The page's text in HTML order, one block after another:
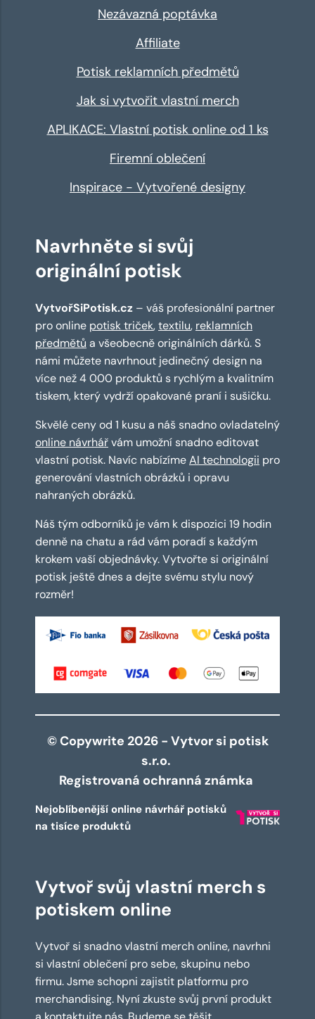
Nezávazná poptávka
Affiliate
Potisk reklamních předmětů
Jak si vytvořit vlastní merch
APLIKACE: Vlastní potisk online od 1 ks
Firemní oblečení
Inspirace - Vytvořené designy
Navrhněte si svůj
originální potisk
VytvořSiPotisk.cz – váš profesionální partner
pro online potisk triček,textilu, reklamních
předmětů a všeobecně originálních dárků. S
námi můžete navrhnout jedinečný design na
více než 4 000 produktů s rychlým a kvalitním
tiskem, který vydrží opakované praní i sušičku.
Skvělé ceny od 1 kusu a náš snadno ovladatelný
online návrhářvám umožní snadno editovat
vlastní potisk. Navíc nabízímeAI technologii pro
generování vlastních obrázků i opravu
nahraných obrázků.
Náš tým odborníků je vám k dispozici 19 hodin
denně na chatu a rád vám poradí s každým
krokem vaší objednávky. Vytvořte si originální
potisk ještě dnes a dejte svému stylu nový
rozměr!
© Copywrite 2026 - Vytvor si potisk
s.r.o.
Registrovaná ochranná známka
Nejoblíbenější online návrhář potisků
na tisíce produktů
Vytvoř svůj vlastní merch s
potiskem online
Vytvoř si snadno vlastní merch online, navrhni
si vlastní oblečení pro sebe, skupinu nebo
firmu. Jsme schopni zajistit platformu pro
merchandising. Nyní zkuste svůj první produkt